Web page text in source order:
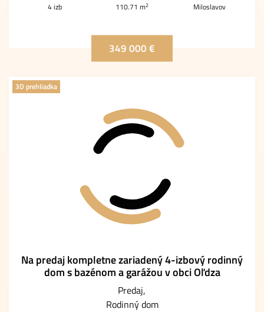
4 izb 110.71 m2 Miloslavov
349 000 €
3D prehliadka
Na predaj kompletne zariadený 4-izbový rodinný
dom s bazénom a garážou v obci Oľdza
Predaj
Rodinný dom